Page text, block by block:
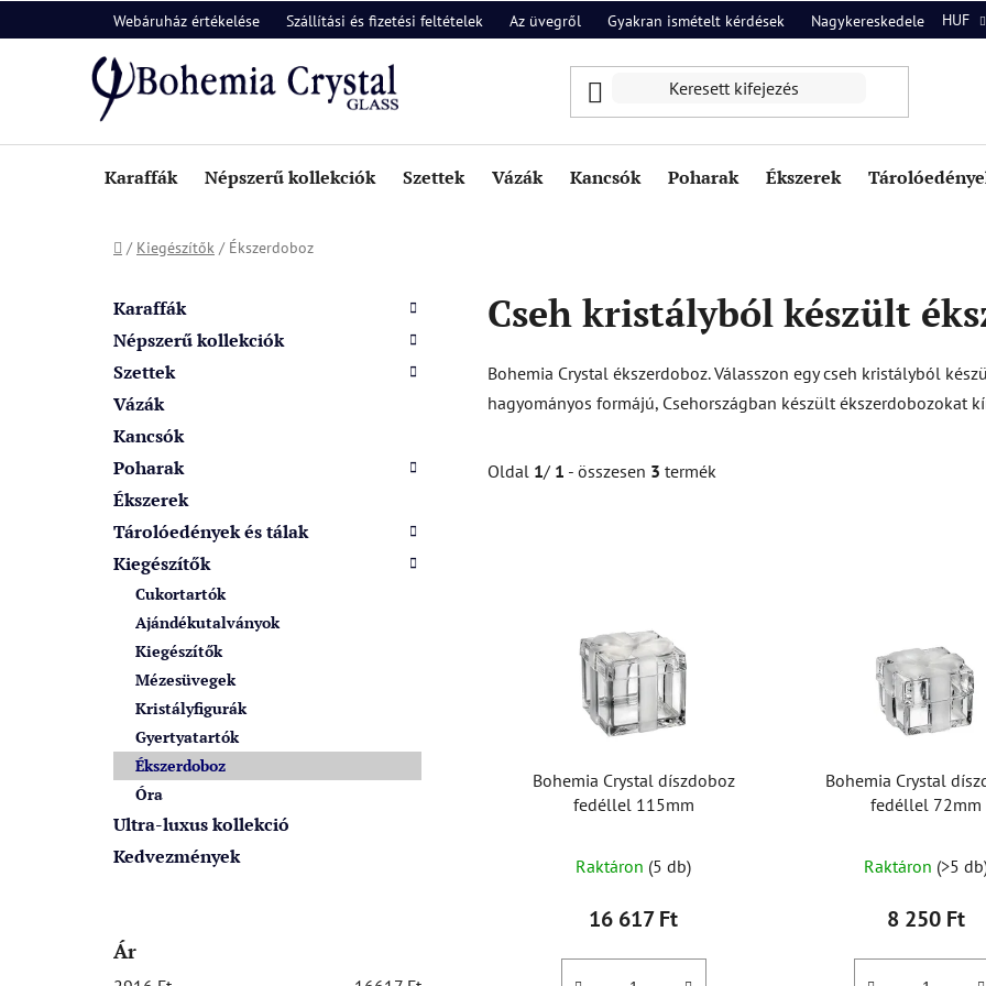
a
Webáruház értékelése Szállítási és fizetési feltételek Az üvegről Gyakran ismételt kérdések Nagykereskedelem HUF
Karaffák Népszerű kollekciók Szettek Vázák Kancsók Poharak Ékszerek
Kezdőlap
/ Kiegészítők / Ékszerdoboz
átugrása
Karaffák
Népszerű kollekciók
Szettek
Vázák
Kancsók
Poharak
Ékszerek
Tárolóedények és tálak
Kiegészítők
Cukortartók
Ajándékutalványok
Kiegészítők
Mézesüvegek
Kristályfigurák
Gyertyatartók
Ékszerdoboz
Óra
Ultra-luxus kollekció
Kedvezmények
Ár
Cseh kristályból készült
Bohemia Crystal ékszerdoboz. Válasszon egy cseh kristályból
hagyományos formájú, Csehországban készült ékszerdobozokat
Oldal 1/ 1 - összesen 3 termék
Bohemia Crystal díszdoboz
fedéllel 115mm
Raktáron (5 db)
16 617 Ft
Bohemia Crystal
fedéllel 72mm
Raktáron (>5
8 250 Ft